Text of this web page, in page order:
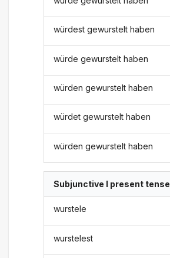
würdest gewurstelt haben
würde gewurstelt haben
würden gewurstelt haben
würdet gewurstelt haben
würden gewurstelt haben
Subjunctive I present tense
wurstele
wurstelest